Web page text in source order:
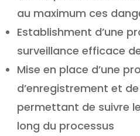
au maximum ces
Establishment d’une
surveillance efficace
Mise en place d’une
d’enregistrement et
permettant de suivre
long du processus